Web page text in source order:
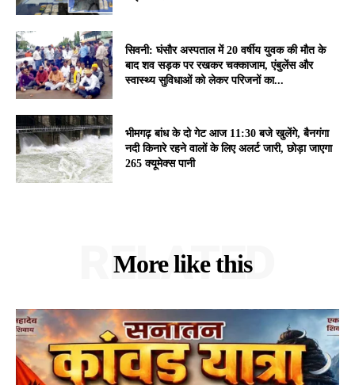
सिवनी: घंसौर अस्पताल में 20 वर्षीय युवक की मौत के
बाद शव सड़क पर रखकर चक्काजाम, एंबुलेंस और
स्वास्थ्य सुविधाओं को लेकर परिजनों का...
भीमगढ़ बांध के दो गेट आज 11:30 बजे खुलेंगे, बैनगंगा
नदी किनारे रहने वालों के लिए अलर्ट जारी, छोड़ा जाएगा
265 क्यूमेक्स पानी
More like this
RELATED